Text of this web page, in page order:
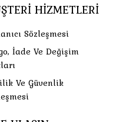
HIZMETLERI
Sözleşmesi
İade Ve Değişim
Ve Güvenlik